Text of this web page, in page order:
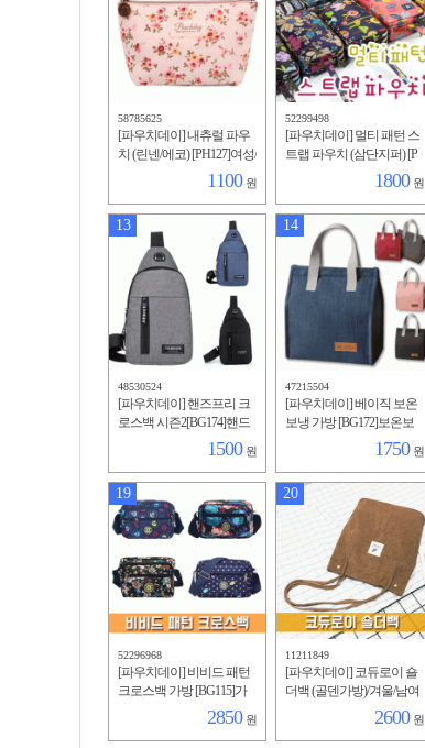
58785625
[파우치데이] 내츄럴 파우
치 (린넨/에코) [PH127]여성/
미니/필통/휴대용/화장품/
다용도/수납/여자/메이크
업
1100 원
52299498
[파우치데이] 멀티 패턴 스
트랩 파우치 (삼단지퍼) [P
H201]케이스/패션/메이크
업/소지품가방/다용도
1800 원
13
48530524
[파우치데이] 핸즈프리 크
로스백 시즌2[BG174]핸드
폰가방/슬링백/크로스백/
휴대용/라부부/여행/키링/
스포츠
1500 원
14
47215504
[파우치데이] 베이직 보온
보냉 가방 [BG172]보온보
냉가방/캠핑/피크닉/휴대
용/인쇄/심플/보냉백/여행
용
1750 원
19
52296968
[파우치데이] 비비드 패턴
크로스백 가방 [BG115]가
방/남성/여성/핸드폰/화장
품/라부부/키링/인쇄/휴대
2850 원
20
11211849
[파우치데이] 코듀로이 숄
더백 (골덴가방)/겨울/남여
공용/보조가방/코디/패션/
직장인용/학생용 [BG140]
2600 원